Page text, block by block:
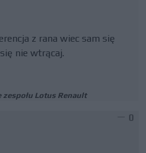
z rana wiec sam się
nie wtrącaj.
zespołu Lotus Renault
0